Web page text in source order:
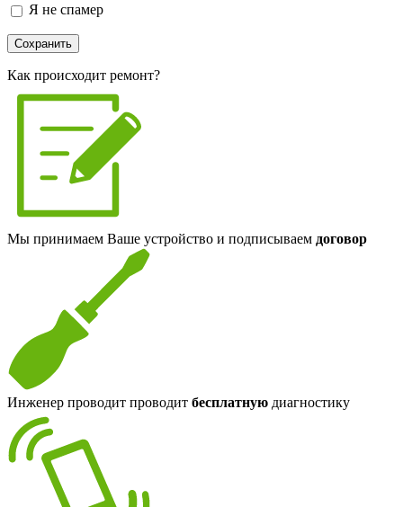
Я не спамер
Я спамер
Как происходит ремонт?
Мы принимаем Ваше устройство и подписываем договор
Инженер проводит проводит бесплатную диагностику